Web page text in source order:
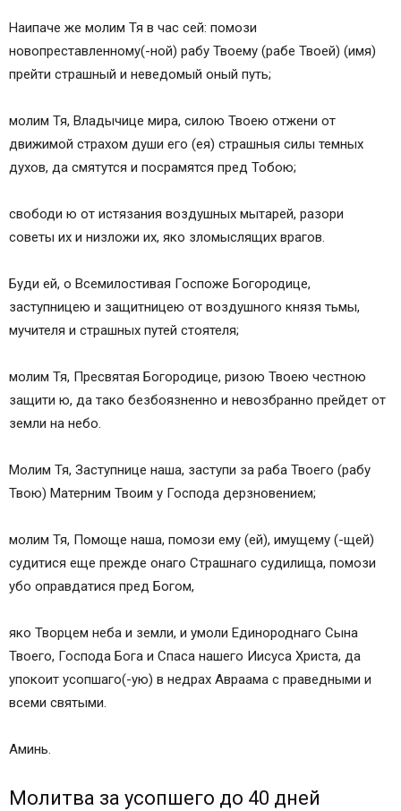
Наипаче же молим Тя в час сей: помози
новопреставленному(-ной) рабу Твоему (рабе Твоей) (имя)
прейти страшный и неведомый оный путь;
молим Тя, Владычице мира, силою Твоею отжени от
движимой страхом души его (ея) страшныя силы темных
духов, да смятутся и посрамятся пред Тобою;
свободи ю от истязания воздушных мытарей, разори
советы их и низложи их, яко зломыслящих врагов.
Буди ей, о Всемилостивая Госпоже Богородице,
заступницею и защитницею от воздушного князя тьмы,
мучителя и страшных путей стоятеля;
молим Тя, Пресвятая Богородице, ризою Твоею честною
защити ю, да тако безбоязненно и невозбранно прейдет от
земли на небо.
Молим Тя, Заступнице наша, заступи за раба Твоего (рабу
Твою) Матерним Твоим у Господа дерзновением;
молим Тя, Помоще наша, помози ему (ей), имущему (-щей)
судитися еще прежде онаго Страшнаго судилища, помози
убо оправдатися пред Богом,
яко Творцем неба и земли, и умоли Единороднаго Сына
Твоего, Господа Бога и Спаса нашего Иисуса Христа, да
упокоит усопшаго(-ую) в недрах Авраама с праведными и
всеми святыми.
Аминь.
Молитва за усопшего до 40 дней